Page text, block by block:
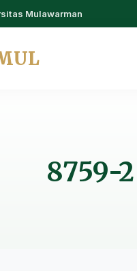
Mulawarman
8759-2